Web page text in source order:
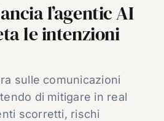
l’agentic AI
le intenzioni
sulle comunicazioni
di mitigare in real
scorretti, rischi